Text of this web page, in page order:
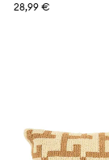
28,99 €